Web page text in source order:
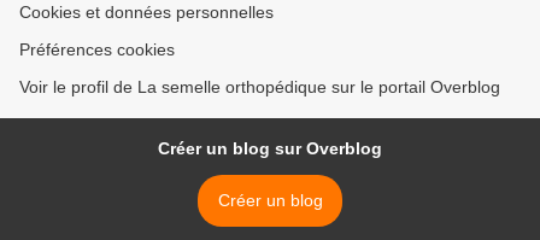
Cookies et données personnelles
Préférences cookies
Voir le profil de La semelle orthopédique sur le portail Overblog
Créer un blog sur Overblog
Créer un blog